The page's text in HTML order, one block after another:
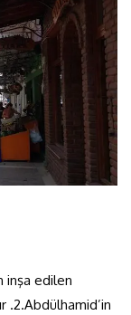
inşa edilen
.2.Abdülhamid’in